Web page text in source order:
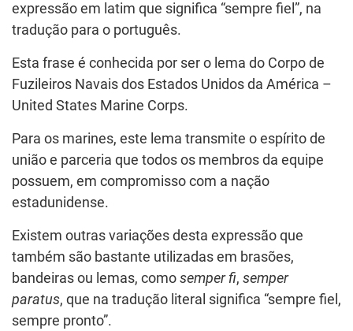
expressão em latim que significa “sempre fiel”, na
tradução para o português.
Esta frase é conhecida por ser o lema do Corpo de
Fuzileiros Navais dos Estados Unidos da América –
United States Marine Corps.
Para os marines, este lema transmite o espírito de
união e parceria que todos os membros da equipe
possuem, em compromisso com a nação
estadunidense.
Existem outras variações desta expressão que
também são bastante utilizadas em brasões,
bandeiras ou lemas, como semper fi, semper
paratus, que na tradução literal significa “sempre fiel,
sempre pronto”.